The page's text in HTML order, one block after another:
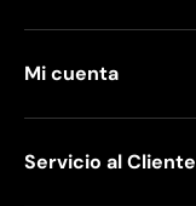
Mi cuenta
Servicio al Cliente